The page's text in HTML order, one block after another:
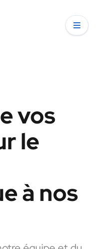
vos
le
à nos